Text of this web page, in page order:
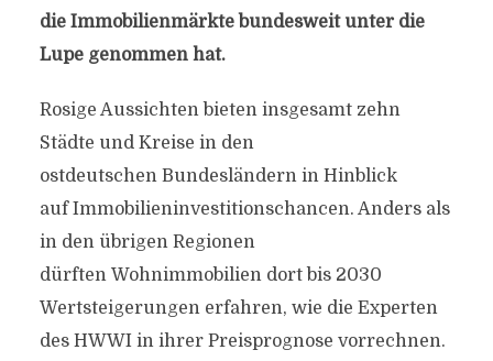
die Immobilienmärkte bundesweit unter die
Lupe genommen hat.
Rosige Aussichten bieten insgesamt zehn
Städte und Kreise in den
ostdeutschen Bundesländern in Hinblick
auf Immobilieninvestitionschancen. Anders als
in den übrigen Regionen
dürften Wohnimmobilien dort bis 2030
Wertsteigerungen erfahren, wie die Experten
des HWWI in ihrer Preisprognose vorrechnen.